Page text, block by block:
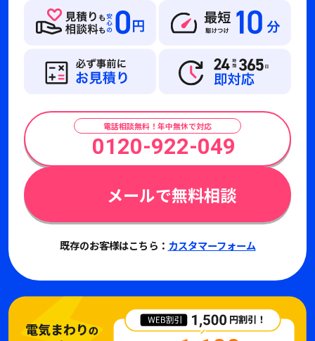
電話相談無料！年中無休で対応
0120-922-049
メールで無料相談
既存のお客様はこちら： カスタマーフォーム